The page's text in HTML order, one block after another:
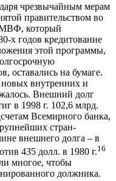
чрезвычайным мерам
правительством во
МВФ, который
х годов кредитование
этой программы,
оставались на бумаге.
новых внутренних и
Внешний долг
в 1998 г. 102,6 млрд.
Всемирного банка,
стран-
внешнего долга – в
435 долл. в 1980 г.16
многое, чтобы
должника.